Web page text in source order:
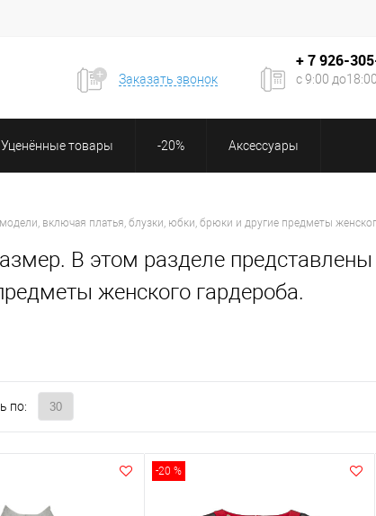
Заказать звонок
+ 7926-
с 9:00
Уценённые товары -20% Аксессуары
включая платья, блузки, юбки, брюки и другие предметы
В этом разделе
женского гардероба.
по:
-20 %